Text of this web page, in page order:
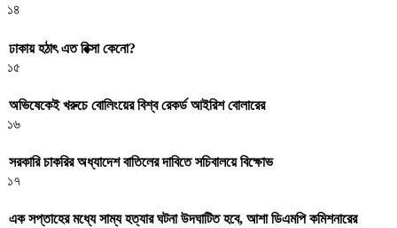
১৪
ঢাকায় হঠাৎ এত রিক্সা কেনো?
১৫
অভিষেকেই খরুচে বোলিংয়ের বিশ্ব রেকর্ড আইরিশ বোলারের
১৬
সরকারি চাকরির অধ্যাদেশ বাতিলের দাবিতে সচিবালয়ে বিক্ষোভ
১৭
এক সপ্তাহের মধ্যে সাম্য হত্যার ঘটনা উদঘাটিত হবে, আশা ডিএমপি কমিশনারের